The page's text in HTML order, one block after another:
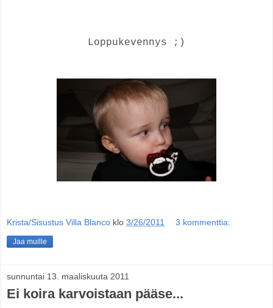
Loppukevennys ;)
Krista/Sisustus Villa Blanco klo 3/26/2011 3 kommenttia:
Jaa muille
sunnuntai 13. maaliskuuta 2011
Ei koira karvoistaan pääse...